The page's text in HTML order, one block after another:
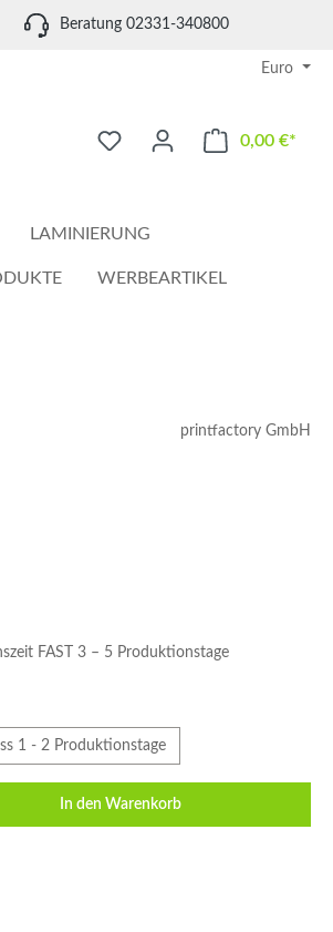
Beratung 02331-340800
Euro
0,00 €*
LAMINIERUNG
WERBEARTIKEL
printfactory GmbH
FAST 3 – 5 Produktionstage
1 - 2 Produktionstage
gewünschten Wert ein
In den Warenkorb